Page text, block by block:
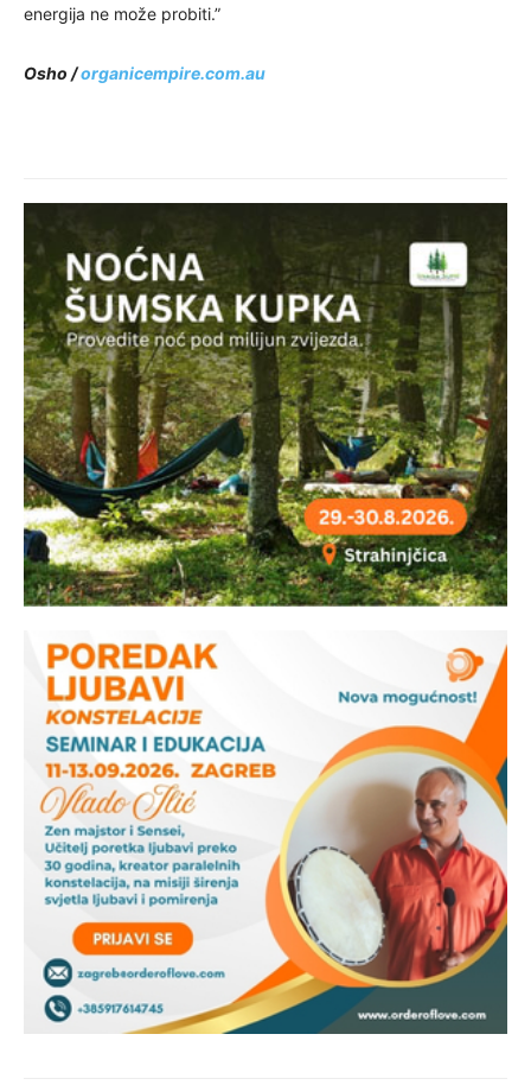
energija ne može probiti.”
Osho /organicempire.com.au